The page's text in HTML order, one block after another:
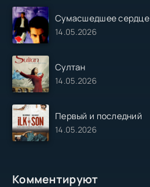
Сумасшедшее сердце
14.05.2026
Султан
14.05.2026
Первый и последний
14.05.2026
Комментируют